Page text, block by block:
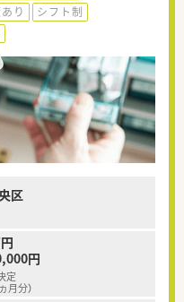
り
シフト制
区
円
定
月分）